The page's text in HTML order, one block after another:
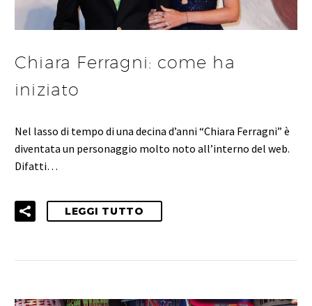
Chiara Ferragni: come ha
iniziato
Nel lasso di tempo di una decina d’anni “Chiara Ferragni” è
diventata un personaggio molto noto all’interno del web.
Difatti…
LEGGI TUTTO